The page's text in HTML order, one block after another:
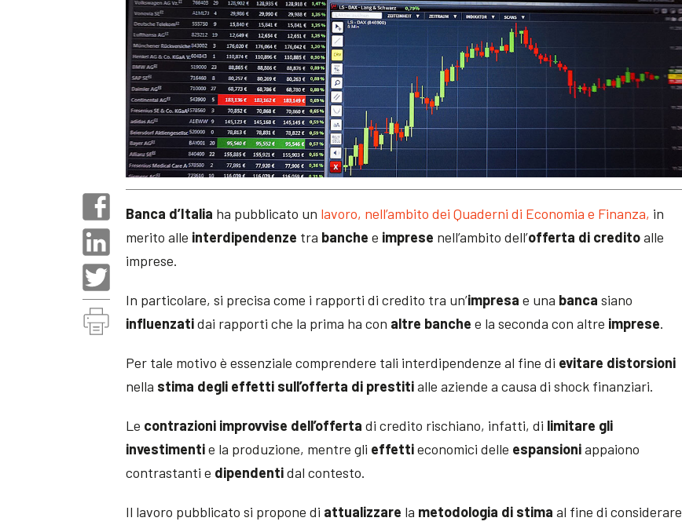
Banca d’Italia ha pubblicato un lavoro, nell’ambito dei Quaderni di Economia e Finanza, in
merito alle interdipendenze tra banche e imprese nell’ambito dell’offerta di creditoalle
imprese.
In particolare, si precisa come i rapporti di credito tra un’impresae una banca siano
influenzatidai rapporti che la prima ha con altre banche e la seconda con altre imprese.
Per tale motivo è essenziale comprendere tali interdipendenze al fine di evitare distorsioni
nella stima degli effetti sull’offerta di prestitialle aziende a causa di shock finanziari.
Le contrazioni improvvise dell’offerta di credito rischiano, infatti, di limitare gli
investimentie la produzione, mentre gli effettieconomici delle espansioniappaiono
contrastanti e dipendentidal contesto.
Il lavoro pubblicato si propone di attualizzare la metodologia di stima al fine di considerare